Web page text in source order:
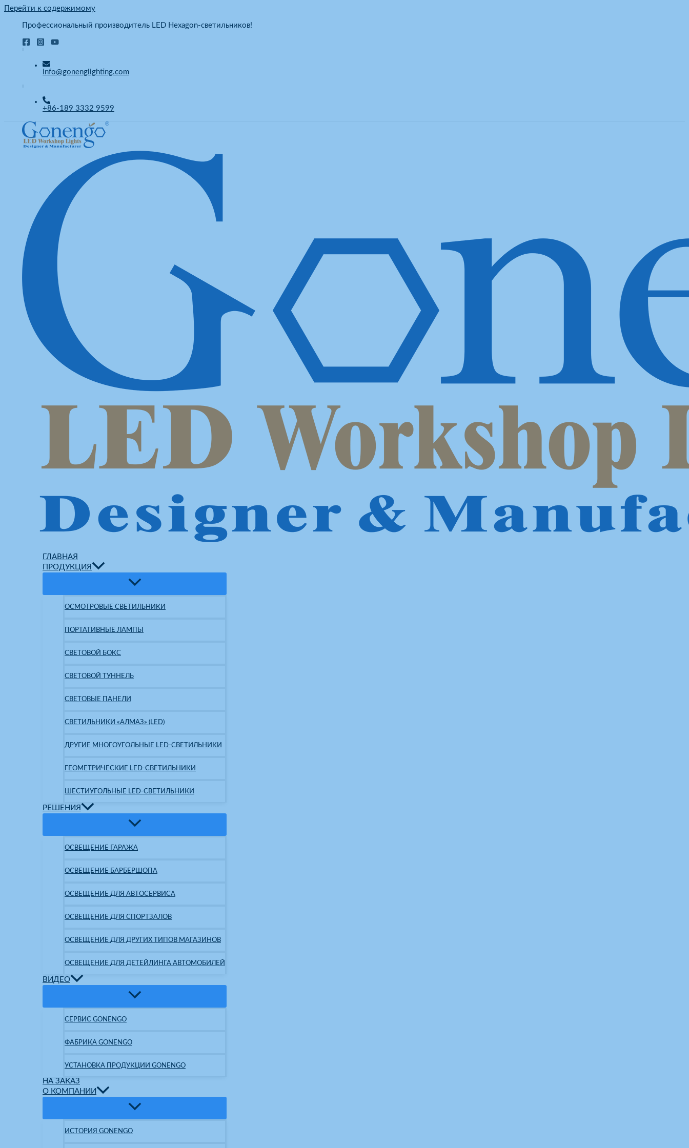
Перейти к содержимому
Профессиональный производитель LED Hexagon-светильников!
info@gonenglighting.com
+86-189 3332 9599
ГЛАВНАЯ
ПРОДУКЦИЯ
ОСМОТРОВЫЕ СВЕТИЛЬНИКИ
ПОРТАТИВНЫЕ ЛАМПЫ
СВЕТОВОЙ БОКС
СВЕТОВОЙ ТУННЕЛЬ
СВЕТОВЫЕ ПАНЕЛИ
СВЕТИЛЬНИКИ «АЛМАЗ» (LED)
ДРУГИЕ МНОГОУГОЛЬНЫЕ LED-СВЕТИЛЬНИКИ
ГЕОМЕТРИЧЕСКИЕ LED-СВЕТИЛЬНИКИ
ШЕСТИУГОЛЬНЫЕ LED-СВЕТИЛЬНИКИ
РЕШЕНИЯ
ОСВЕЩЕНИЕ ГАРАЖА
ОСВЕЩЕНИЕ БАРБЕРШОПА
ОСВЕЩЕНИЕ ДЛЯ АВТОСЕРВИСА
ОСВЕЩЕНИЕ ДЛЯ СПОРТЗАЛОВ
ОСВЕЩЕНИЕ ДЛЯ ДРУГИХ ТИПОВ МАГАЗИНОВ
ОСВЕЩЕНИЕ ДЛЯ ДЕТЕЙЛИНГА АВТОМОБИЛЕЙ
ВИДЕО
СЕРВИС GONENGO
ФАБРИКА GONENGO
УСТАНОВКА ПРОДУКЦИИ GONENGO
НА ЗАКАЗ
О КОМПАНИИ
ИСТОРИЯ GONENGO